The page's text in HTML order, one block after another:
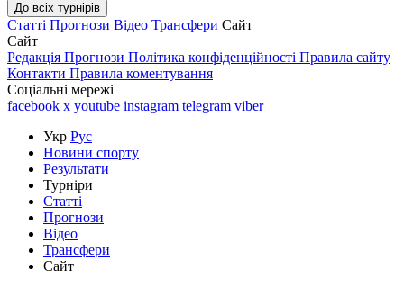
До всіх турнірів
Статті Прогнози Відео Трансфери Сайт
Сайт
Редакція Прогнози Політика конфіденційності Правила сайту
Контакти Правила коментування
Соціальні мережі
facebook x youtube instagram telegram viber
Укр Рус
Новини спорту
Результати
Турніри
Статті
Прогнози
Відео
Трансфери
Сайт